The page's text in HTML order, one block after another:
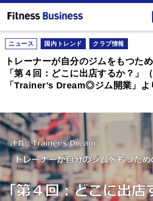
ニュース 国内トレンド クラブ情報
トレーナーが自分のジムをもつた
「第４回：どこに出店するか？」
「Trainer's Dream◎ジム開業」よ